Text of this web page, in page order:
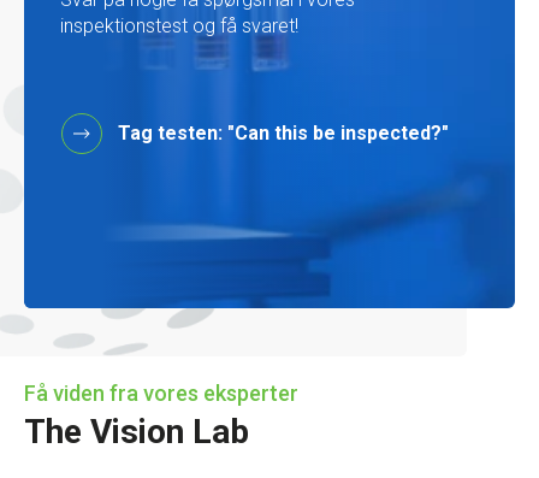
inspektionstest og få svaret!
Tag testen: "Can this be inspected?"
Få viden fra vores eksperter
The Vision Lab